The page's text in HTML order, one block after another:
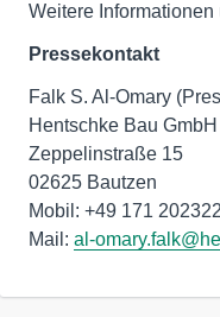
Weitere Informationen
Pressekontakt
Falk S. Al-Omary
Hentschke Bau GmbH
Zeppelinstraße 15
02625 Bautzen
Mobil: +49 171
Mail: al-